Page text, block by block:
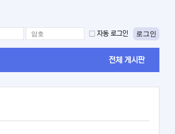
자동 로그인 로그인
전체 게시판